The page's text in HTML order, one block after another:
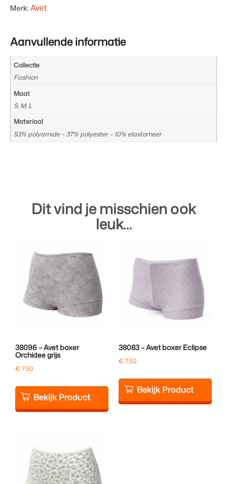
Merk: Avet
Aanvullende informatie
Collectie
Fashion
Maat
S, M, L
Materiaal
53% polyamide – 37% polyester – 10% elastomeer
Dit vind je misschien ook
leuk…
38096 – Avet boxer
Orchidee grijs
€7,50
Bekijk Product
38083 – Avet boxer Eclipse
€7,50
Bekijk Product